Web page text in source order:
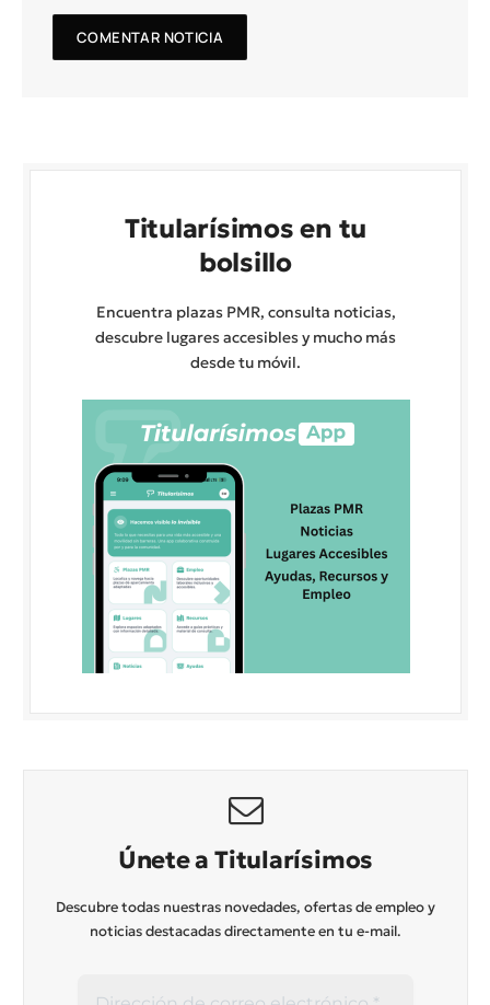
Titularísimos en tu
bolsillo
Encuentra plazas PMR, consulta noticias,
descubre lugares accesibles y mucho más
desde tu móvil.
Únete a Titularísimos
Descubre todas nuestras novedades, ofertas de empleo y
noticias destacadas directamente en tu e-mail.